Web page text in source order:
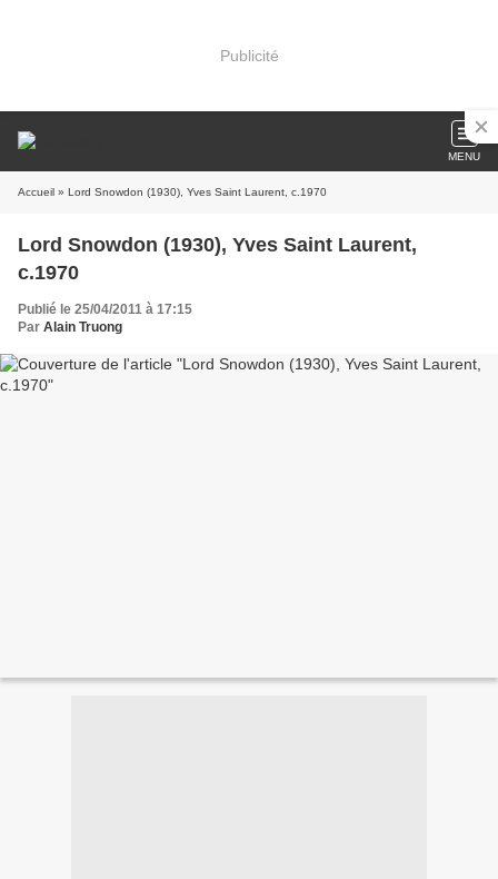
Publicité
MENU
Accueil » Lord Snowdon (1930), Yves Saint Laurent, c.1970
Lord Snowdon (1930), Yves Saint Laurent,
c.1970
Publié le 25/04/2011 à 17:15
Par Alain Truong